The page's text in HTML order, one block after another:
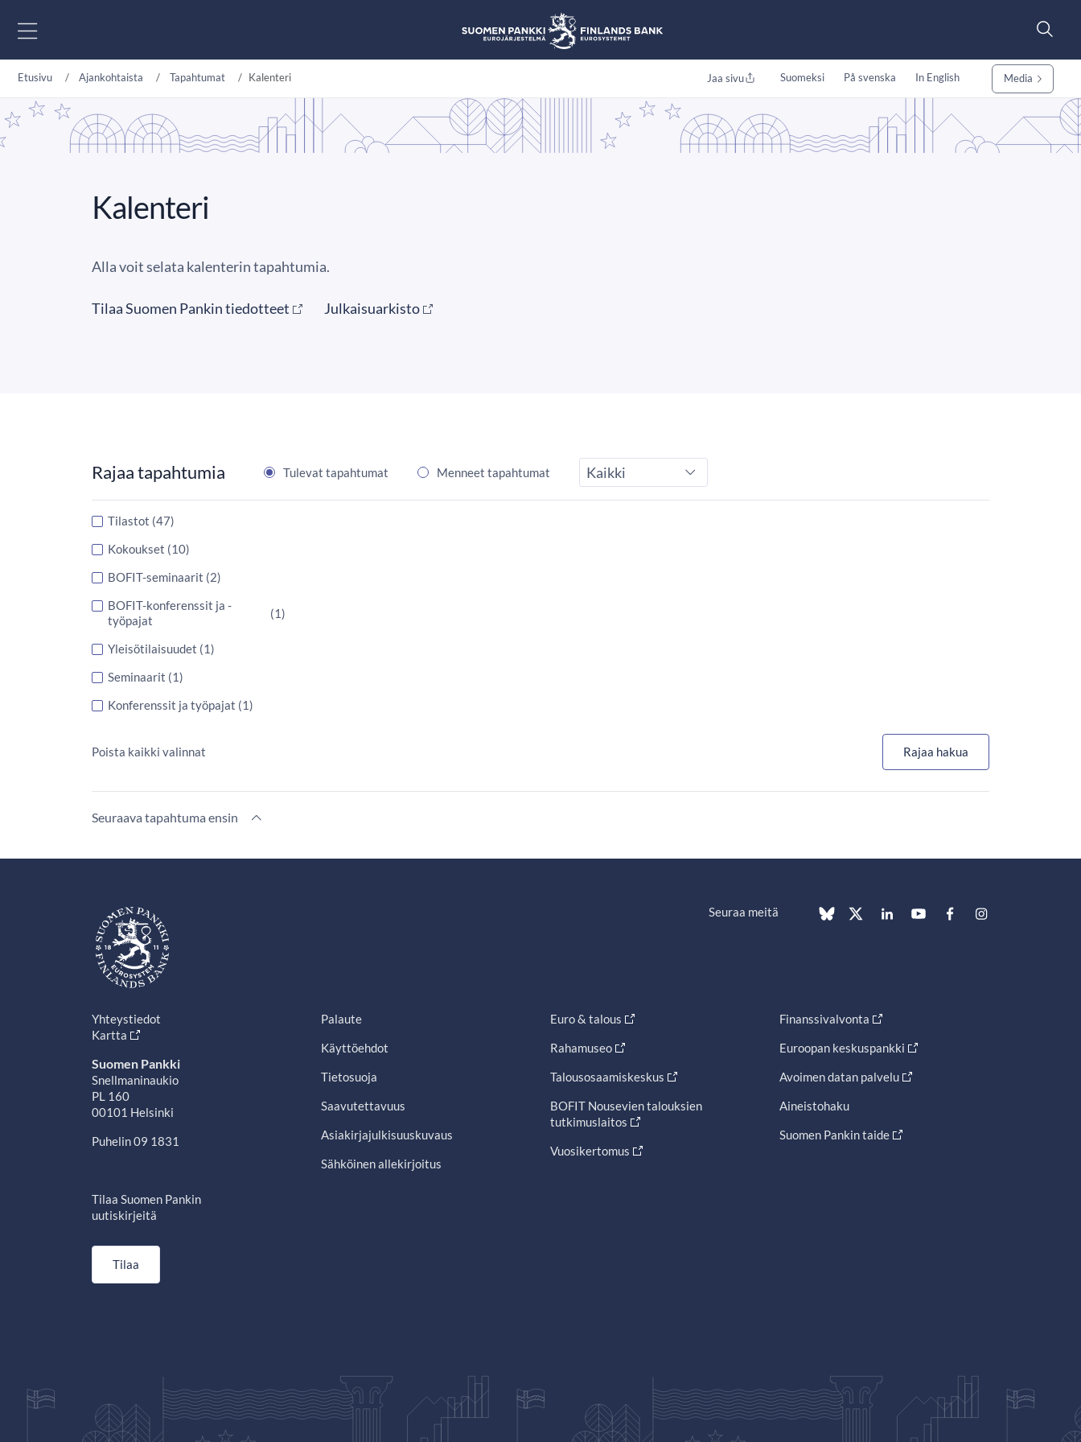
Etusivu Ajankohtaista Tapahtumat Kalenteri Jaa sivu Suomeksi På svenska In English Media
Kalenteri
Alla voit selata kalenterin tapahtumia.
Tilaa Suomen Pankin tiedotteet Julkaisuarkisto
Rajaa tapahtumia Tulevat tapahtumat Menneet tapahtumat
Tyyppi
Tilastot (47)
Kokoukset (10)
BOFIT-seminaarit (2)
BOFIT-konferenssit ja -
työpajat
(1)
Yleisötilaisuudet (1)
Seminaarit (1)
Konferenssit ja työpajat (1)
Poista kaikki valinnat Rajaa hakua
Seuraava tapahtuma ensin
Seuraa meitä
Yhteystiedot
Kartta
Suomen Pankki
Snellmaninaukio
PL 160
00101 Helsinki
Puhelin 09 1831
Tilaa Suomen Pankin
uutiskirjeitä
Tilaa
Palaute
Käyttöehdot
Tietosuoja
Saavutettavuus
Asiakirjajulkisuuskuvaus
Sähköinen allekirjoitus
Euro & talous
Rahamuseo
Talousosaamiskeskus
BOFIT Nousevien talouksien
tutkimuslaitos
Vuosikertomus
Finanssivalvonta
Euroopan keskuspankki
Avoimen datan palvelu
Aineistohaku
Suomen Pankin taide